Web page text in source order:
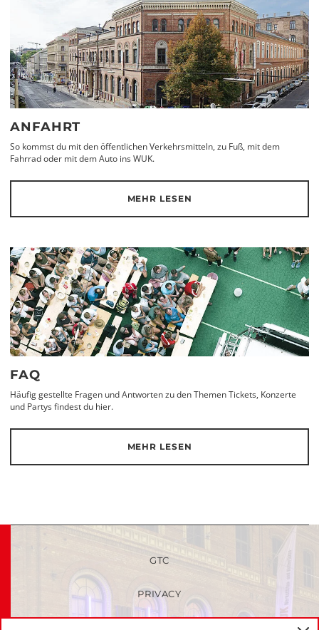
ANFAHRT
So kommst du mit den öffentlichen Verkehrsmitteln, zu Fuß, mit dem
Fahrrad oder mit dem Auto ins WUK.
MEHR LESEN
FAQ
Häufig gestellte Fragen und Antworten zu den Themen Tickets, Konzerte
und Partys findest du hier.
MEHR LESEN
GTC
PRIVACY